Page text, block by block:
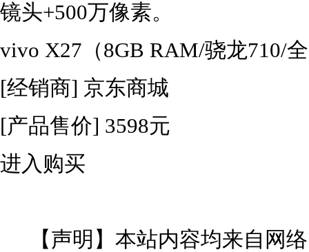
镜头+500万像素。
vivo X27（8GB RAM/骁龙710/
[经销商] 京东商城
[产品售价] 3598元
进入购买
【声明】本站内容均来自网